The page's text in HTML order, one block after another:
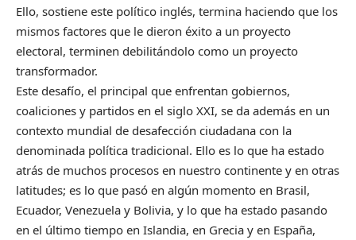
Ello, sostiene este político inglés, termina haciendo que los
mismos factores que le dieron éxito a un proyecto
electoral, terminen debilitándolo como un proyecto
transformador.
Este desafío, el principal que enfrentan gobiernos,
coaliciones y partidos en el siglo XXI, se da además en un
contexto mundial de desafección ciudadana con la
denominada política tradicional. Ello es lo que ha estado
atrás de muchos procesos en nuestro continente y en otras
latitudes; es lo que pasó en algún momento en Brasil,
Ecuador, Venezuela y Bolivia, y lo que ha estado pasando
en el último tiempo en Islandia, en Grecia y en España,